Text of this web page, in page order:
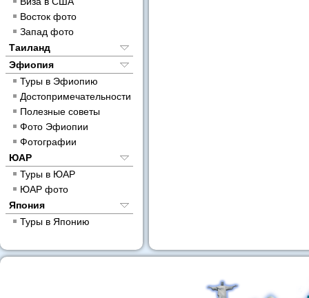
Восток фото
Запад фото
Таиланд
Эфиопия
Туры в Эфиопию
Достопримечательности
Полезные советы
Фото Эфиопии
Фотографии
ЮАР
Туры в ЮАР
ЮАР фото
Япония
Туры в Японию